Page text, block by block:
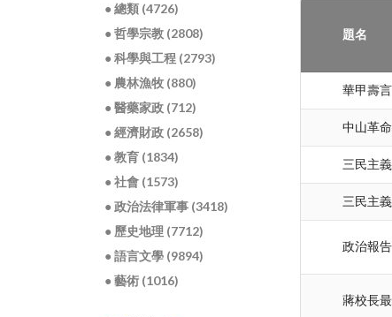
● 總類 (4726)
● 哲學宗教 (2808)
● 科學與工程 (2793)
● 農林漁牧 (880)
● 醫藥家政 (712)
● 經濟財政 (2658)
● 教育 (1834)
● 社會 (1573)
● 政治法律軍事 (3418)
● 歷史地理 (7712)
● 語言文學 (9894)
● 藝術 (1016)
題名
華甲壽言
中山革
三民主
三民主
政治報告
蔣校長